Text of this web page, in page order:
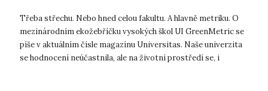
Třeba střechu. Nebo hned celou fakultu. A hlavně metriku. O
mezinárodním ekožebříčku vysokých škol UI GreenMetric se
píše v aktuálním čísle magazínu Universitas. Naše univerzita
se hodnocení neúčastnila, ale na životní prostředí se, i